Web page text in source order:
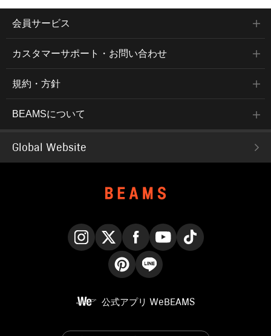
会員サービス
カスタマーサポート・お問い合わせ
規約・方針
BEAMSについて
Global Website
公式アプリ WeBEAMS